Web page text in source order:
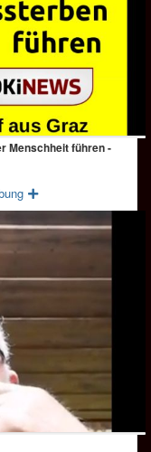
Menschheit führen -